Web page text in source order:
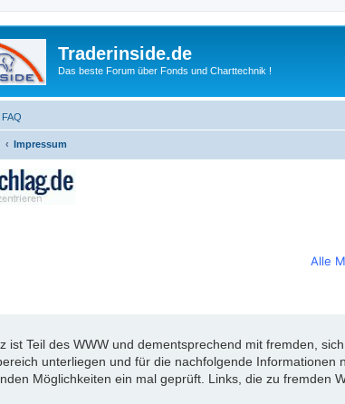
Traderinside.de
Das beste Forum über Fonds und Charttechnik !
FAQ
Impressum
Alle
ist Teil des WWW und dementsprechend mit fremden,
unterliegen und für die nachfolgende
Möglichkeiten ein mal geprüft. Links, die zu fremden